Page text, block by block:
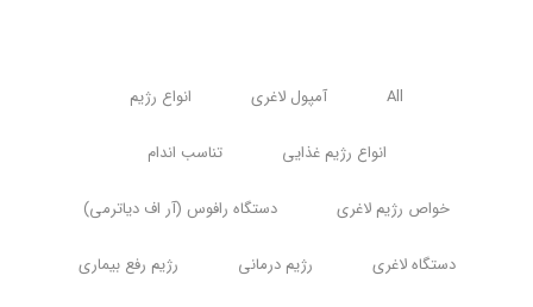
All آمپول لاغری انواع رژیم
انواع رژیم غذایی تناسب اندام
خواص رژیم لاغری دستگاه رافوس (آر اف دیاترمی)
دستگاه لاغری رژیم درمانی رژیم رفع بیماری